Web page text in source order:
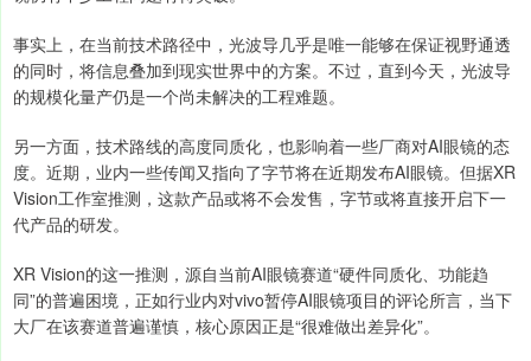
事实上，在当前技术路径中，光波导几乎是唯一能够在保证视野通透
的同时，将信息叠加到现实世界中的方案。不过，直到今天，光波导
的规模化量产仍是一个尚未解决的工程难题。
另一方面，技术路线的高度同质化，也影响着一些厂商对AI眼镜的态
度。近期，业内一些传闻又指向了字节将在近期发布AI眼镜。但据XR
Vision工作室推测，这款产品或将不会发售，字节或将直接开启下一
代产品的研发。
XR Vision的这一推测，源自当前AI眼镜赛道“硬件同质化、功能趋
同”的普遍困境，正如行业内对vivo暂停AI眼镜项目的评论所言，当下
大厂在该赛道普遍谨慎，核心原因正是“很难做出差异化”。